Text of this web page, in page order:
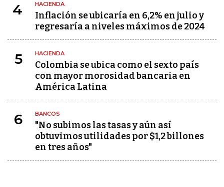
4 HACIENDA
Inflación se ubicaría en 6,2% en julio y
regresaría a niveles máximos de 2024
5 HACIENDA
Colombia se ubica como el sexto país
con mayor morosidad bancaria en
América Latina
6 BANCOS
"No subimos las tasas y aún así
obtuvimos utilidades por $1,2 billones
en tres años"